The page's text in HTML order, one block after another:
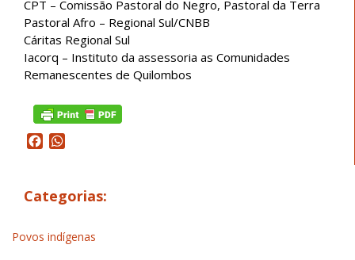
CPT – Comissão Pastoral do Negro, Pastoral da Terra
Pastoral Afro – Regional Sul/CNBB
Cáritas Regional Sul
Iacorq – Instituto da assessoria as Comunidades
Remanescentes de Quilombos
Facebook
Categorias:
Povos indígenas